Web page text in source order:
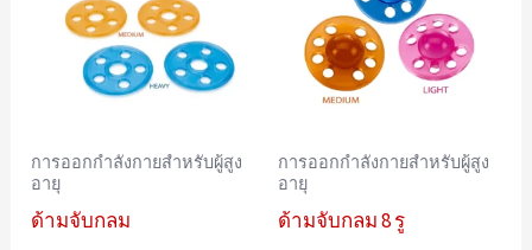
การออกกำลังกายสำหรับผู้สูง
อายุ
ด้ามจับกลม
การออกกำลังกายสำหรับผู้สูง
อายุ
ด้ามจับกลม 8 รู